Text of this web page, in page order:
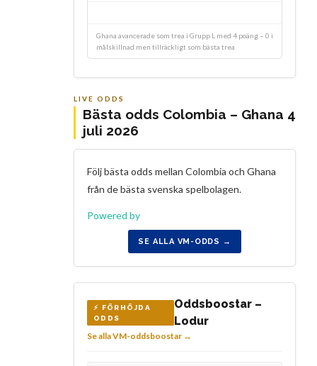
Ghana avancerade som trea i Grupp L med 4 poäng – 0 i
målskillnad men tillräckligt som bästa trea
LIVE ODDS
Bästa odds Colombia – Ghana 4
juli 2026
Följ bästa odds mellan Colombia och Ghana
från de bästa svenska spelbolagen.
Powered by
SE ALLA VM-ODDS →
⚡ FÖRHÖJDA
ODDS
Oddsboostar –
Lodur
Se alla VM-oddsboostar →